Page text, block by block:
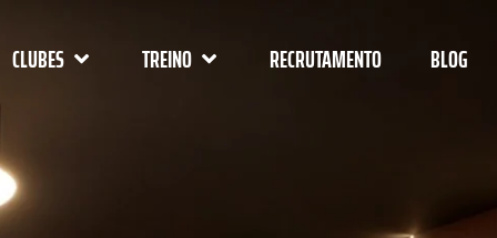
CLUBES TREINO RECRUTAMENTO BLOG